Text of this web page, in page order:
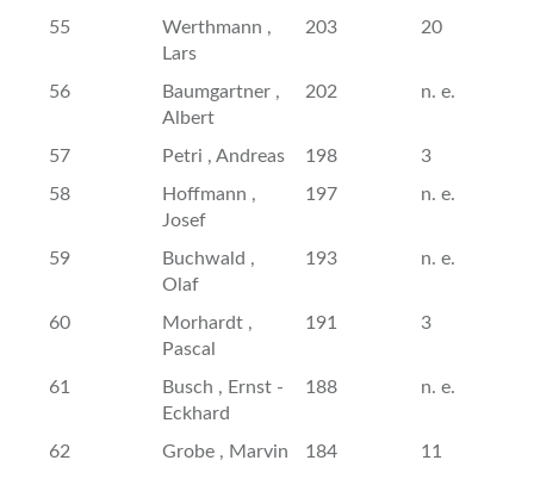
55
Werthmann ,
Lars
203 20
56
Baumgartner ,
Albert
202 n. e.
57 Petri , Andreas 198
3
58
Hoffmann ,
Josef
197 n. e.
59
Buchwald ,
Olaf
193 n. e.
60
Morhardt ,
Pascal
191 3
61
Busch , Ernst -
Eckhard
188 n. e.
62 Grobe , Marvin 184
11